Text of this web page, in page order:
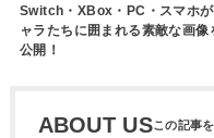
Switch・XBox・PC・スマホ
ャラたちに囲まれる素敵な画像
公開！
ABOUT US